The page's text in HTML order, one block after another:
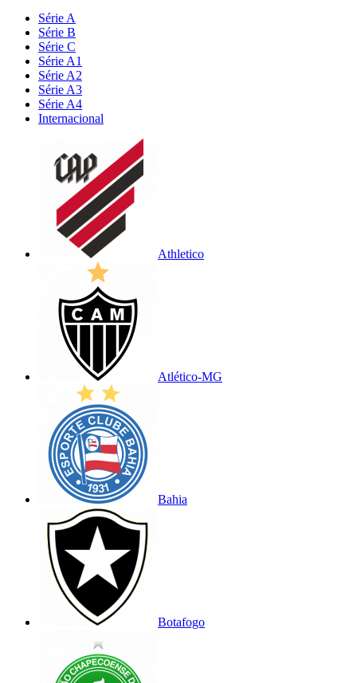
Série A
Série B
Série C
Série A1
Série A2
Série A3
Série A4
Internacional
Athletico
Atlético-MG
Bahia
Botafogo